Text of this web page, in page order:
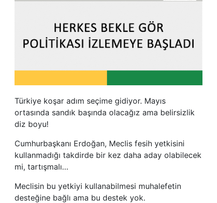
Türkiye koşar adım seçime gidiyor. Mayıs
ortasında sandık başında olacağız ama belirsizlik
diz boyu!
Cumhurbaşkanı Erdoğan, Meclis fesih yetkisini
kullanmadığı takdirde bir kez daha aday olabilecek
mi, tartışmalı…
Meclisin bu yetkiyi kullanabilmesi muhalefetin
desteğine bağlı ama bu destek yok.